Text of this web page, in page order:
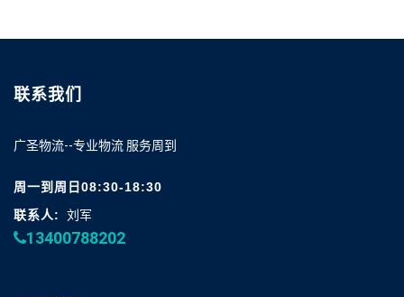
联系我们
广圣物流--专业物流 服务周到
周一到周日08:30-18:30
联系人:
刘军
13400788202